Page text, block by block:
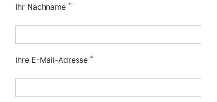
Ihr Nachname *
Ihre E-Mail-Adresse *